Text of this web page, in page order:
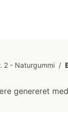
2 - Naturgummi /
genereret